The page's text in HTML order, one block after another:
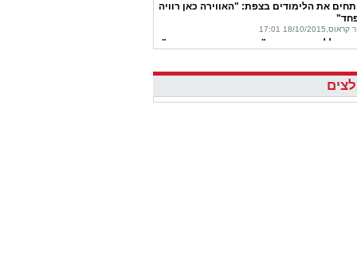
את הלימודים בצפת: "האווירה כאן רוויה
10/2015 17:01
ללימודים בי-ם: "בקמפוס אין שום מתח"
ויוחאי עופר,18/10/2015 14:10
זה קורה: מערכת חורפית - כבר השבוע
10/2015 13:49